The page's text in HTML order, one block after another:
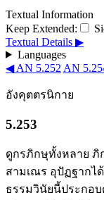
Textual Information
Keep Extended:
Textual Details ▶
Languages
◀ AN 5.252 AN
อังคุตตรนิกาย
5.253
ดูกรภิกษุทั้งหลาย ภิ
สามเณร อุปัฏฐากไ
ธรรมวินัยนี้ประกอ